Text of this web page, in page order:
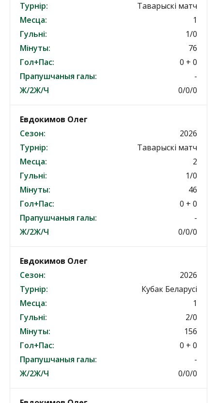
Турнір:
Таварыскі матч
Месца:
1
Гульні:
1/0
Мінуты:
76
Гол+Пас:
0 + 0
Прапушчаныя галы:
-
Ж/2Ж/Ч
0/0/0
Евдокимов Олег
Сезон:
2026
Турнір:
Таварыскі матч
Месца:
2
Гульні:
1/0
Мінуты:
46
Гол+Пас:
0 + 0
Прапушчаныя галы:
-
Ж/2Ж/Ч
0/0/0
Евдокимов Олег
Сезон:
2026
Турнір:
Кубак Беларусі
Месца:
1
Гульні:
2/0
Мінуты:
156
Гол+Пас:
0 + 0
Прапушчаныя галы:
-
Ж/2Ж/Ч
0/0/0